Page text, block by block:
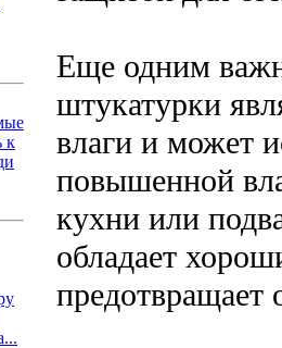
к
Еще одним
штукатурки
влаги и может
повышенной
кухни или
обладает
предотвращает